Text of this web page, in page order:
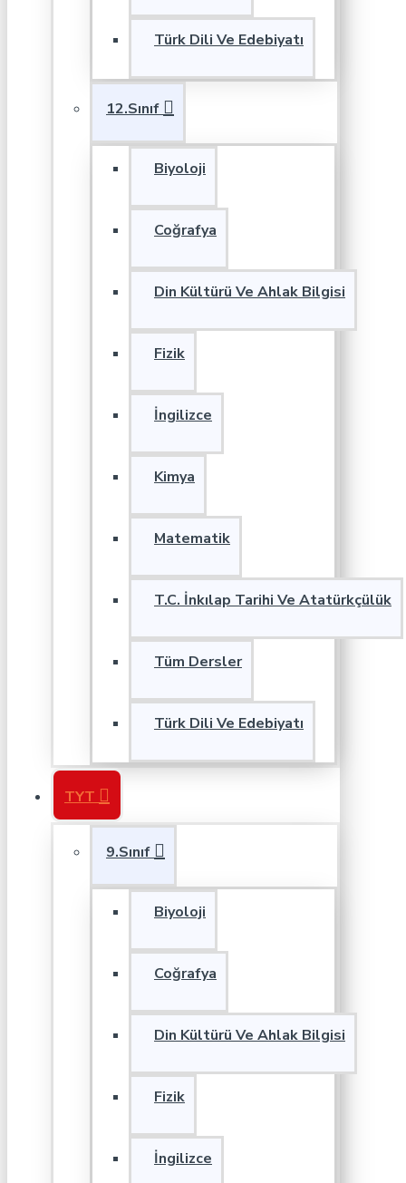
Türk Dili Ve Edebiyatı
12.Sınıf
Biyoloji
Coğrafya
Din Kültürü Ve Ahlak Bilgisi
Fizik
İngilizce
Kimya
Matematik
T.C. İnkılap Tarihi Ve Atatürkçülük
Tüm Dersler
Türk Dili Ve Edebiyatı
TYT
9.Sınıf
Biyoloji
Coğrafya
Din Kültürü Ve Ahlak Bilgisi
Fizik
İngilizce